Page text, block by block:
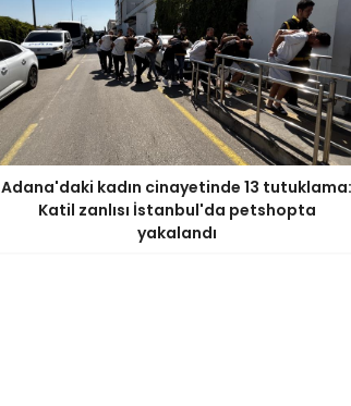
Adana'daki kadın cinayetinde 13 tutuklama:
Katil zanlısı İstanbul'da petshopta
yakalandı